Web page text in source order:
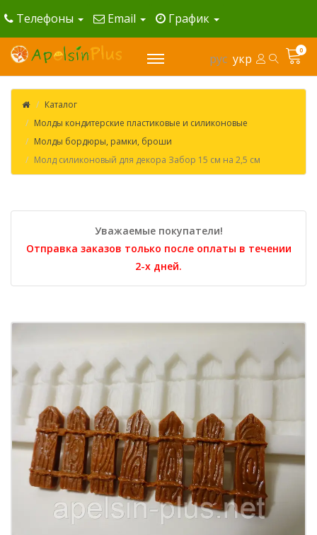
Телефоны Email График
рус укр
0
Каталог
Молды кондитерские пластиковые и силиконовые
Молды бордюры, рамки, броши
Молд силиконовый для декора Забор 15 см на 2,5 см
Уважаемые покупатели!
Отправка заказов только после оплаты в течении
2-х дней.